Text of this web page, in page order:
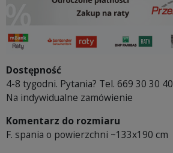
Dostępność
4-8 tygodni. Pytania? Tel. 669 30 30 40
Na indywidualne zamówienie
Komentarz do rozmiaru
F. spania o powierzchni ~133x190 cm